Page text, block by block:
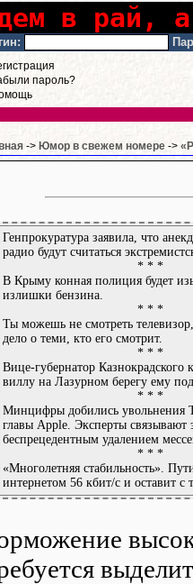
в рай,
пароль?
-> Юмор в свежем номере ->
Генпрокуратура заявила, что
радио будут считаться
* * *
В Крыму конная полиция будет
излишки бензина.
* * *
Ты можешь не смотреть
дело о теми, кто его смотрит.
* * *
Вице-губернатор Казнокрадского
виллу на Лазурном берегу ему
* * *
Минцифры добились увольнения
главы Apple. Эксперты связывают
беспрецедентным удалением
* * *
«Многолетняя стабильность».
интернетом 56 кбит/с и оставит с